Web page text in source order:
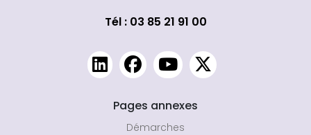
Tél : 03 85 21 91 00
Pages annexes
Démarches